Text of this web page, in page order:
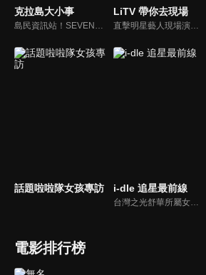
克拉島大小事
島民資訊站！SEVENTEEN近期資訊報你知
LiTV 帶你去現場
直擊明星藝人現場演出，體驗當下火熱氣氛
話題啦啦隊女孩專訪 i-dle 追星最前線
台灣之光舒華所屬女團最新消息報你知
電影排行榜